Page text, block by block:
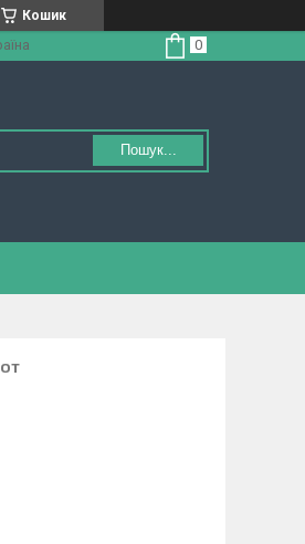
Кошик
Пошук...